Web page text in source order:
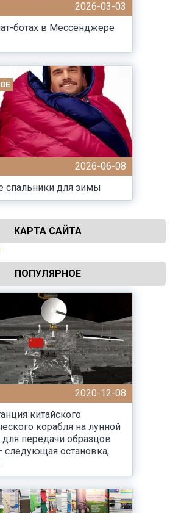
2026-03-03
ботах в Мессенджере
2026-06-08
спальники для зимы
КАРТА САЙТА
ПОПУЛЯРНОЕ
2020-12-08
китайского
корабля на лунной
для передачи образцов
следующая остановка,